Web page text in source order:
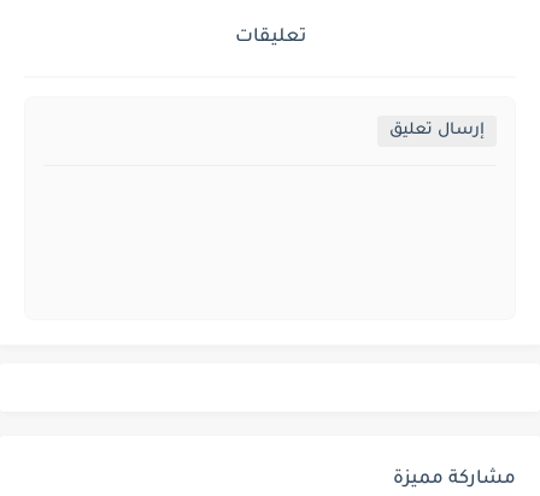
تعليقات
إرسال تعليق
مشاركة مميزة